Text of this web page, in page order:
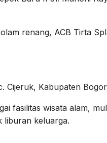
renang, ACB Tirta
Cijeruk, Kabupaten
fasilitas wisata alam,
liburan keluarga.